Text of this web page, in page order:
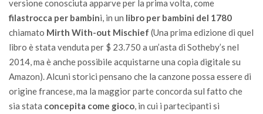
versione conosciuta apparve per la prima volta, come
filastrocca per bambini, in un libro per bambini del 1780
chiamato Mirth With-out Mischief (Una prima edizione di quel
libro è stata venduta per $ 23.750 a un’asta di Sotheby’s nel
2014, ma è anche possibile acquistarne una copia digitale su
Amazon). Alcuni storici pensano che la canzone possa essere di
origine francese, ma la maggior parte concorda sul fatto che
sia stata concepita come gioco , in cui i partecipanti si